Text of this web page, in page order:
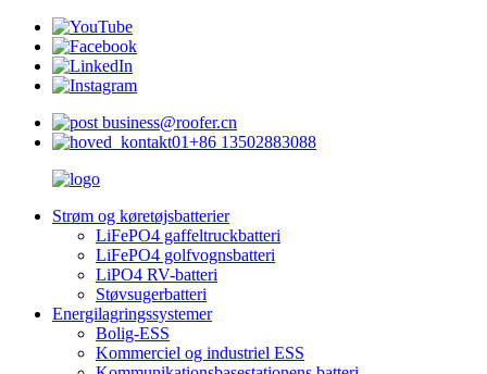
business@roofer.cn
+86 13502883088
Strøm og køretøjsbatterier
LiFePO4 gaffeltruckbatteri
LiFePO4 golfvognsbatteri
LiPO4 RV-batteri
Støvsugerbatteri
Energilagringssystemer
Bolig-ESS
Kommerciel og industriel ESS